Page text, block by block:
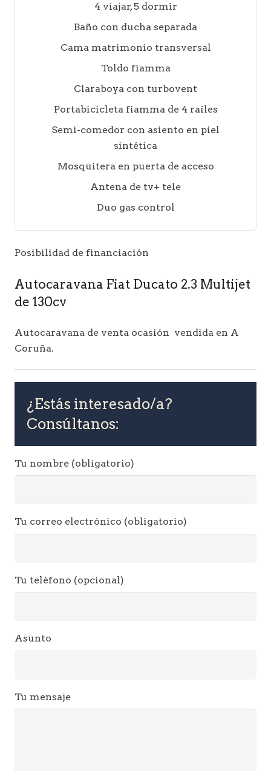
4 viajar, 5 dormir
Baño con ducha separada
Cama matrimonio transversal
Toldo fiamma
Claraboya con turbovent
Portabicicleta fiamma de 4 raíles
Semi-comedor con asiento en piel
sintética
Mosquitera en puerta de acceso
Antena de tv+ tele
Duo gas control
Posibilidad de financiación
Autocaravana Fiat Ducato 2.3 Multijet
de 130cv
Autocaravana de venta ocasión vendida en A
Coruña.
¿Estás interesado/a?
Consúltanos:
Tu nombre (obligatorio)
Tu correo electrónico (obligatorio)
Tu teléfono (opcional)
Asunto
Tu mensaje